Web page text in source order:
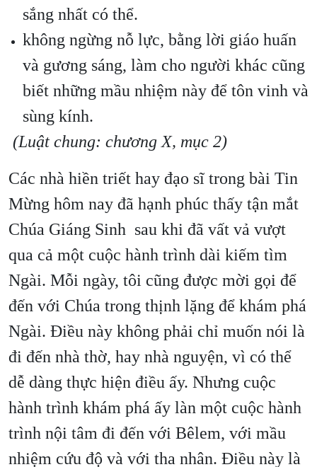
sắng nhất có thể.
không ngừng nỗ lực, bằng lời giáo huấn
và gương sáng, làm cho người khác cũng
biết những mầu nhiệm này để tôn vinh và
sùng kính.
(Luật chung: chương X, mục 2)
Các nhà hiền triết hay đạo sĩ trong bài Tin
Mừng hôm nay đã hạnh phúc thấy tận mắt
Chúa Giáng Sinh sau khi đã vất vả vượt
qua cả một cuộc hành trình dài kiếm tìm
Ngài. Mỗi ngày, tôi cũng được mời gọi để
đến với Chúa trong thịnh lặng để khám phá
Ngài. Điều này không phải chỉ muốn nói là
đi đến nhà thờ, hay nhà nguyện, vì có thể
dễ dàng thực hiện điều ấy. Nhưng cuộc
hành trình khám phá ấy làn một cuộc hành
trình nội tâm đi đến với Bêlem, với mầu
nhiệm cứu độ và với tha nhân. Điều này là